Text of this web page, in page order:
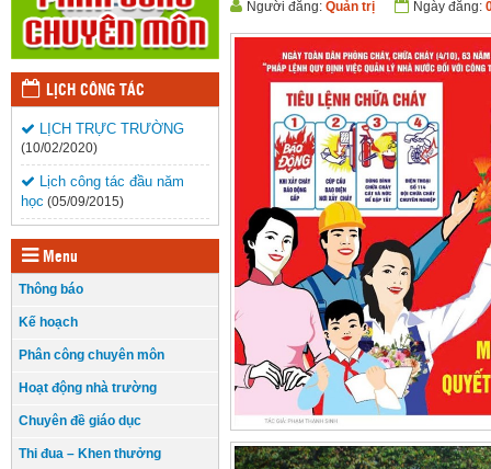
LỊCH CÔNG TÁC
LỊCH TRỰC TRƯỜNG
(10/02/2020)
Lịch công tác đầu năm
học (05/09/2015)
Menu
Thông báo
Kế hoạch
Phân công chuyên môn
Hoạt động nhà trường
Chuyên đề giáo dục
Thi đua – Khen thưởng
Người đăng: Quản trị Ngày đăng: